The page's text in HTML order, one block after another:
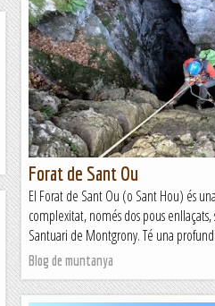
Forat de Sant Ou
El Forat de Sant Ou (o Sant Hou) és
complexitat, només dos pous
Santuari de Montgrony. Té una
Blog de muntanya